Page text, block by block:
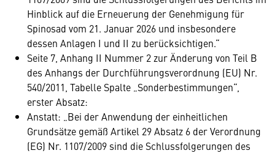
Hinblick auf die Erneuerung der Genehmigung für
Spinosad vom 21. Januar 2026 und insbesondere
dessen Anlagen I und II zu berücksichtigen.“
Seite 7, Anhang II Nummer 2 zur Änderung von Teil B
des Anhangs der Durchführungsverordnung (EU) Nr.
540/2011, Tabelle Spalte „Sonderbestimmungen“,
erster Absatz:
Anstatt: „Bei der Anwendung der einheitlichen
Grundsätze gemäß Artikel 29 Absatz 6 der Verordnung
(EG) Nr. 1107/2009 sind die Schlussfolgerungen des